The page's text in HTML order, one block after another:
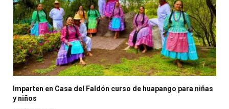
Imparten en Casa del Faldón curso de huapango para niñas
y niños